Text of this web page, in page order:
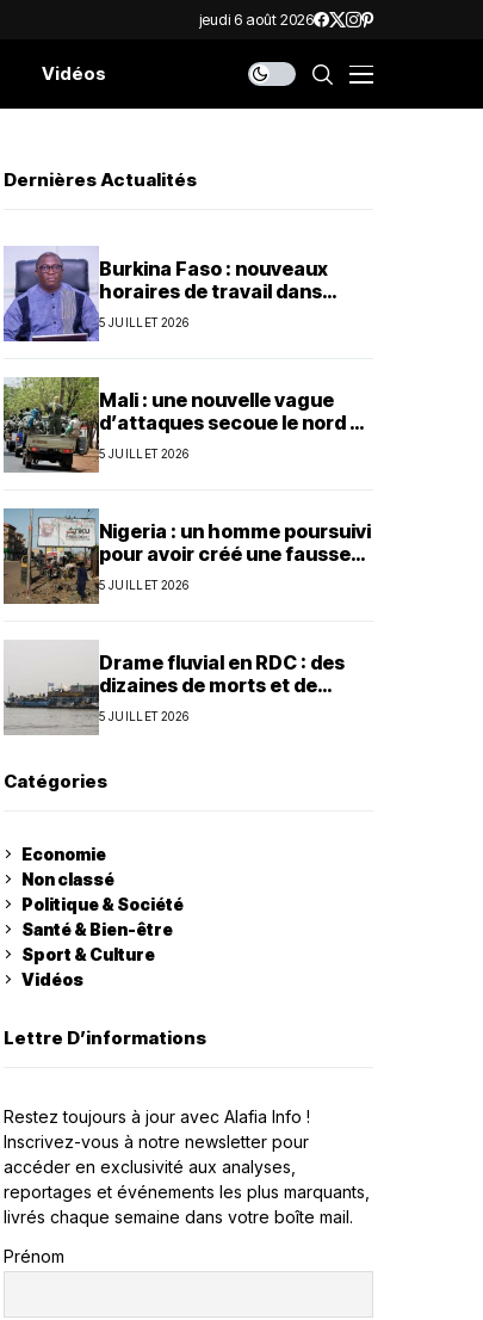
jeudi 6 août 2026
Vidéos
Dernières Actualités
Burkina Faso : nouveaux
horaires de travail dans
l’administration publique
5 JUILLET 2026
Mali : une nouvelle vague
d’attaques secoue le nord et
le centre du pays
5 JUILLET 2026
Nigeria : un homme poursuivi
pour avoir créé une fausse
agence de la présidence
5 JUILLET 2026
Drame fluvial en RDC : des
dizaines de morts et de
nombreux disparus à Ilebo
5 JUILLET 2026
Catégories
Economie
Non classé
Politique & Société
Santé & Bien-être
Sport & Culture
Vidéos
Lettre D’informations
Restez toujours à jour avec Alafia Info !
Inscrivez-vous à notre newsletter pour
accéder en exclusivité aux analyses,
reportages et événements les plus marquants,
livrés chaque semaine dans votre boîte mail.
Prénom